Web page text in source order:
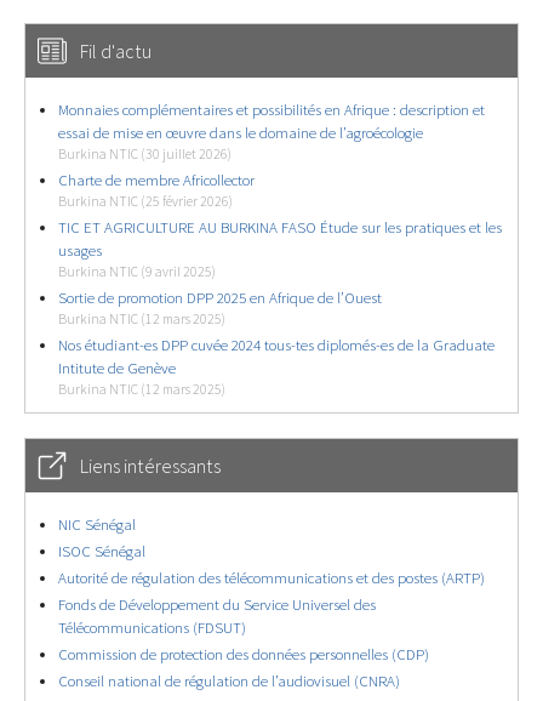
Fil d'actu
Monnaies complémentaires et possibilités en Afrique : description et
essai de mise en œuvre dans le domaine de l’agroécologie
Burkina NTIC (30 juillet 2026)
Charte de membre Africollector
Burkina NTIC (25 février 2026)
TIC ET AGRICULTURE AU BURKINA FASO Étude sur les pratiques et les
usages
Burkina NTIC (9 avril 2025)
Sortie de promotion DPP 2025 en Afrique de l’Ouest
Burkina NTIC (12 mars 2025)
Nos étudiant-es DPP cuvée 2024 tous-tes diplomés-es de la Graduate
Intitute de Genève
Burkina NTIC (12 mars 2025)
Liens intéressants
NIC Sénégal
ISOC Sénégal
Autorité de régulation des télécommunications et des postes (ARTP)
Fonds de Développement du Service Universel des
Télécommunications (FDSUT)
Commission de protection des données personnelles (CDP)
Conseil national de régulation de l’audiovisuel (CNRA)